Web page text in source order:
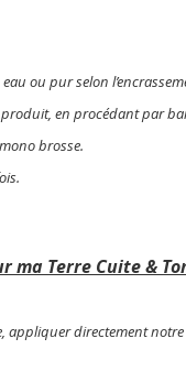
ou pur selon
en procédant par
brosse.
Terre Cuite &
appliquer directement notre